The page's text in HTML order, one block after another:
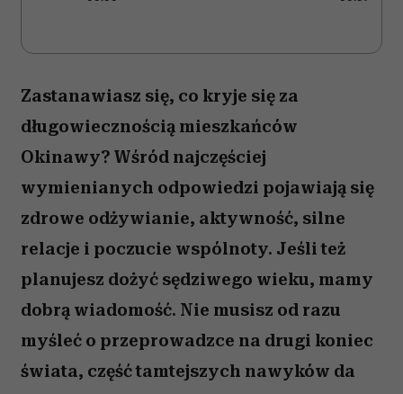
Zastanawiasz się, co kryje się za
długowiecznością mieszkańców
Okinawy? Wśród najczęściej
wymienianych odpowiedzi pojawiają się
zdrowe odżywianie, aktywność, silne
relacje i poczucie wspólnoty. Jeśli też
planujesz dożyć sędziwego wieku, mamy
dobrą wiadomość. Nie musisz od razu
myśleć o przeprowadzce na drugi koniec
świata, część tamtejszych nawyków da